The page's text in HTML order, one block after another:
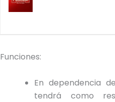
Funciones:
En dependencia
tendrá como